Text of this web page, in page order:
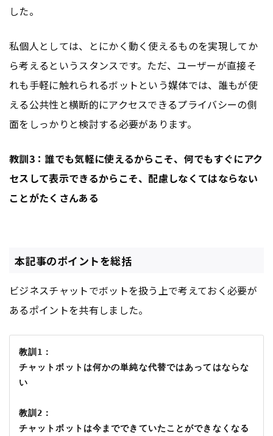
した。
私個人としては、とにかく動く使えるものを実現してか
ら考えるというスタンスです。ただ、ユーザーが直接そ
れも手軽に触れられるボットという媒体では、誰もが使
える公共性と横断的にアクセスできるプライバシーの側
面をしっかりと検討する必要があります。
教訓3：誰でも気軽に使えるからこそ、何でもすぐにアク
セスして表示できるからこそ、配慮しなくてはならない
ことがたくさんある
本記事のポイントを総括
ビジネスチャットでボットを扱う上で考えておく必要が
あるポイントを共有しました。
教訓1：
チャットボットは何かの単純な代替ではあってはならな
い
教訓2：
チャットボットは今までできていたことができなくなる